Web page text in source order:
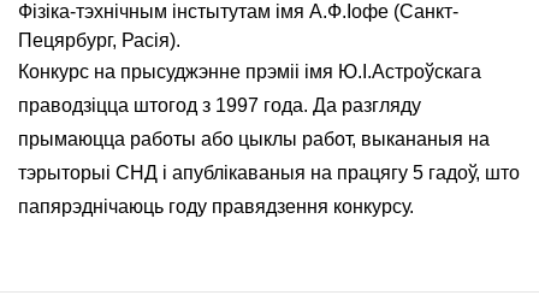
Фізіка-тэхнічным інстытутам імя А.Ф.Іофе (Санкт-
Пецярбург, Расія).
Конкурс на прысуджэнне прэміі імя Ю.І.Астроўскага
праводзіцца штогод з 1997 года. Да разгляду
прымаюцца работы або цыклы работ, выкананыя на
тэрыторыі СНД і апублікаваныя на працягу 5 гадоў, што
папярэднічаюць году правядзення конкурсу.